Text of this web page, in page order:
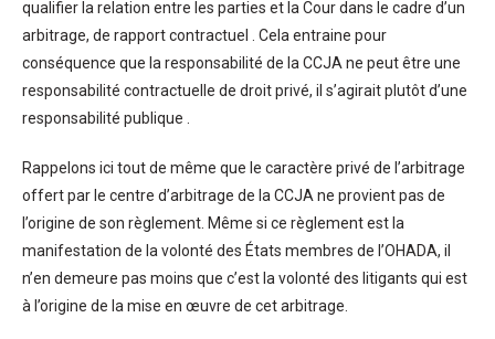
qualifier la relation entre les parties et la Cour dans le cadre d’un
arbitrage, de rapport contractuel . Cela entraine pour
conséquence que la responsabilité de la CCJA ne peut être une
responsabilité contractuelle de droit privé, il s’agirait plutôt d’une
responsabilité publique .
Rappelons ici tout de même que le caractère privé de l’arbitrage
offert par le centre d’arbitrage de la CCJA ne provient pas de
l’origine de son règlement. Même si ce règlement est la
manifestation de la volonté des États membres de l’OHADA, il
n’en demeure pas moins que c’est la volonté des litigants qui est
à l’origine de la mise en œuvre de cet arbitrage.